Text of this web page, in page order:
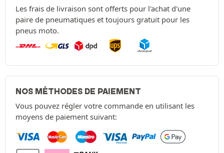
Les frais de livraison sont offerts pour l'achat d'une
paire de pneumatiques et toujours gratuit pour les
pneus moto.
NOS MÉTHODES DE PAIEMENT
Vous pouvez régler votre commande en utilisant les
moyens de paiement suivant: